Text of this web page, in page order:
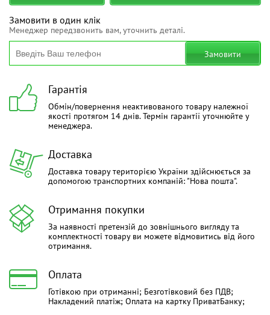
Замовити в один клік
Менеджер передзвонить вам, уточнить деталі.
Замовити
Гарантія
Обмін/повернення неактивованого товару належної
якості протягом 14 днів. Термін гарантії уточнюйте у
менеджера.
Доставка
Доставка товару територією України здійснюється за
допомогою транспортних компаній: "Нова пошта".
Отримання покупки
За наявності претензій до зовнішнього вигляду та
комплектності товару ви можете відмовитись від його
отримання.
Оплата
Готівкою при отриманні; Безготівковий без ПДВ;
Накладений платіж; Оплата на картку ПриватБанку;